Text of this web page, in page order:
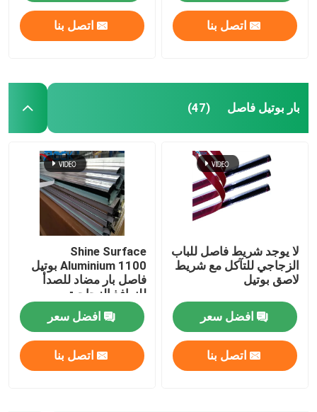
اتصل بنا اتصل بنا
بار بوتيل فاصل (47)
لا يوجد شريط فاصل للباب
الزجاجي للتآكل مع شريط
لاصق بوتيل
افضل سعر
اتصل بنا
Shine Surface
Aluminium 1100 بوتيل
فاصل بار مضاد للصدأ
للنوافذ الزجاجية
افضل سعر
اتصل بنا